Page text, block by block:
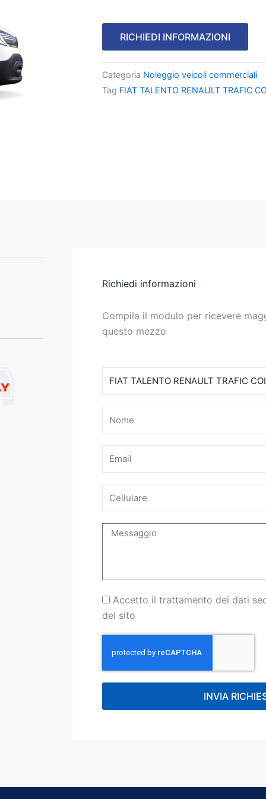
RICHIEDI INFORMAZIONI
Categoria Noleggio veicoli commerciali
Tag FIAT TALENTO RENAULT TRAFIC
Richiedi informazioni
Compila il modulo per ricevere
questo mezzo
Modello
Email
Messaggio
Accettazione
Privacy
Accetto il trattamento dei dati
del sito
INVIA